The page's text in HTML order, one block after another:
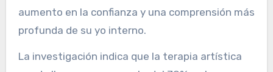
aumento en la confianza y una comprensión más
profunda de su yo interno.
La investigación indica que la terapia artística